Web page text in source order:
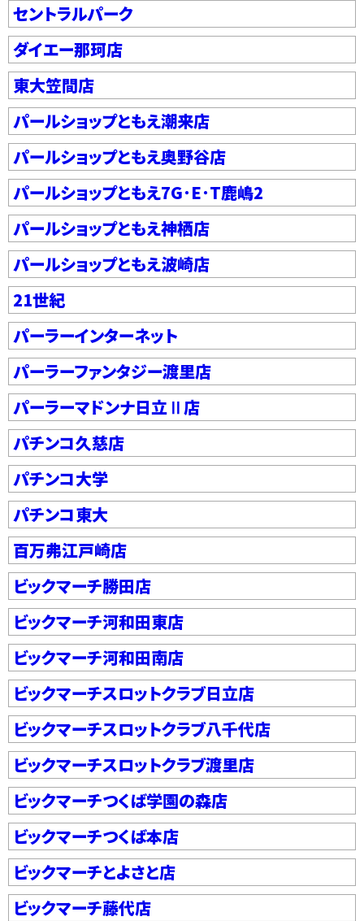
セントラルパーク
ダイエー那珂店
東大笠間店
パールショップともえ潮来店
パールショップともえ奥野谷店
パールショップともえ7G･E･T鹿嶋2
パールショップともえ神栖店
パールショップともえ波崎店
21世紀
パーラーインターネット
パーラーファンタジー渡里店
パーラーマドンナ日立Ⅱ店
パチンコ久慈店
パチンコ大学
パチンコ東大
百万弗江戸崎店
ビックマーチ勝田店
ビックマーチ河和田東店
ビックマーチ河和田南店
ビックマーチスロットクラブ日立店
ビックマーチスロットクラブ八千代店
ビックマーチスロットクラブ渡里店
ビックマーチつくば学園の森店
ビックマーチつくば本店
ビックマーチとよさと店
ビックマーチ藤代店